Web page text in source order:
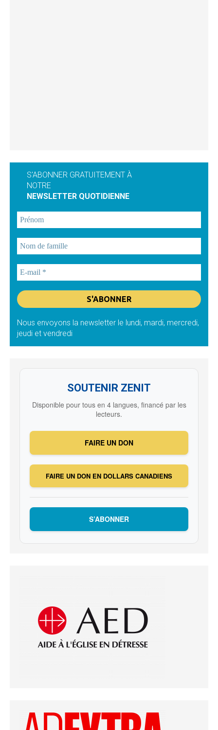
S'ABONNER GRATUITEMENT À
NOTRE
NEWSLETTER QUOTIDIENNE
Nous envoyons la newsletter le lundi, mardi, mercredi,
jeudi et vendredi
SOUTENIR ZENIT
Disponible pour tous en 4 langues, financé par les
lecteurs.
FAIRE UN DON
FAIRE UN DON EN DOLLARS CANADIENS
S’ABONNER